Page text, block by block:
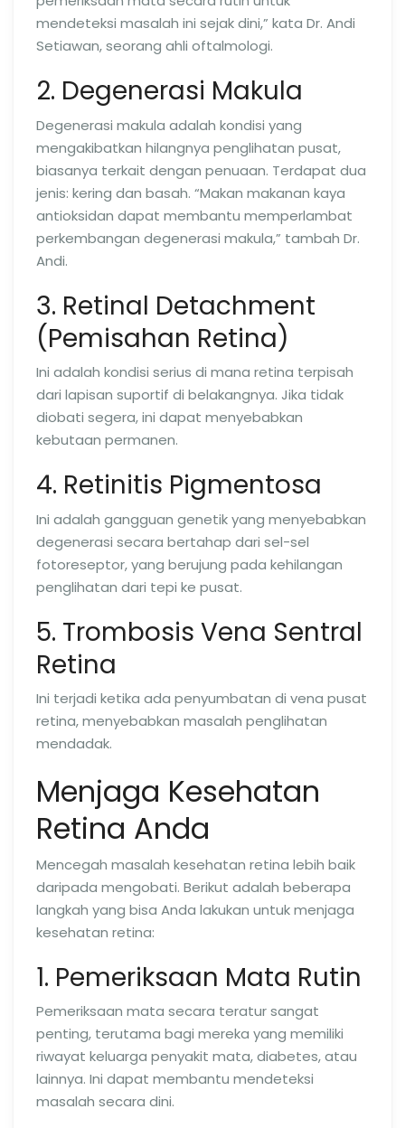
mendeteksi masalah ini sejak dini,” kata Dr. Andi
Setiawan, seorang ahli oftalmologi.
2. Degenerasi Makula
Degenerasi makula adalah kondisi yang
mengakibatkan hilangnya penglihatan pusat,
biasanya terkait dengan penuaan. Terdapat dua
jenis: kering dan basah. “Makan makanan kaya
antioksidan dapat membantu memperlambat
perkembangan degenerasi makula,” tambah Dr.
Andi.
3. Retinal Detachment
(Pemisahan Retina)
Ini adalah kondisi serius di mana retina terpisah
dari lapisan suportif di belakangnya. Jika tidak
diobati segera, ini dapat menyebabkan
kebutaan permanen.
4. Retinitis Pigmentosa
Ini adalah gangguan genetik yang menyebabkan
degenerasi secara bertahap dari sel-sel
fotoreseptor, yang berujung pada kehilangan
penglihatan dari tepi ke pusat.
5. Trombosis Vena Sentral
Retina
Ini terjadi ketika ada penyumbatan di vena pusat
retina, menyebabkan masalah penglihatan
mendadak.
Menjaga Kesehatan
Retina Anda
Mencegah masalah kesehatan retina lebih baik
daripada mengobati. Berikut adalah beberapa
langkah yang bisa Anda lakukan untuk menjaga
kesehatan retina:
1. Pemeriksaan Mata Rutin
Pemeriksaan mata secara teratur sangat
penting, terutama bagi mereka yang memiliki
riwayat keluarga penyakit mata, diabetes, atau
lainnya. Ini dapat membantu mendeteksi
masalah secara dini.